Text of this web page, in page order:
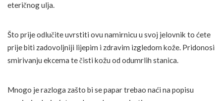
eteričnog ulja.
Što prije odlučite uvrstiti ovu namirnicu u svoj jelovnik to ćete
prije biti zadovoljniji lijepim i zdravim izgledom kože. Pridonosi
smirivanju ekcema te čisti kožu od odumrlih stanica.
Mnogo je razloga zašto bi se papar trebao naći na popisu